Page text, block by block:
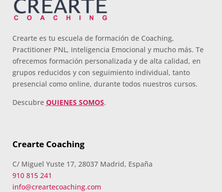
Crearte es tu escuela de formación de Coaching,
Practitioner PNL, Inteligencia Emocional y mucho más. Te
ofrecemos formación personalizada y de alta calidad, en
grupos reducidos y con seguimiento individual, tanto
presencial como online, durante todos nuestros cursos.
Descubre QUIENES SOMOS.
Crearte Coaching
C/ Miguel Yuste 17, 28037 Madrid, España
910 815 241
info@creartecoaching.com